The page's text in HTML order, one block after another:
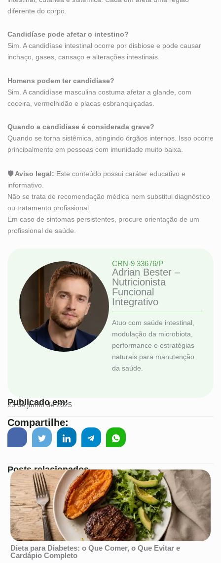
diferente do corpo.
Candidíase pode afetar o intestino?
Sim. A candidíase intestinal ocorre por disbiose e pode causar
inchaço, gases, cansaço e alterações intestinais.
Homens podem ter candidíase?
Sim. A candidíase masculina costuma afetar a glande, com
coceira, vermelhidão e placas esbranquiçadas.
Quando a candidíase é considerada grave?
Quando se torna sistêmica, atingindo órgãos internos. Isso ocorre
principalmente em pessoas com imunidade muito baixa.
🛡 Aviso legal: Este conteúdo possui caráter educativo e
informativo.
Não se trata de recomendação médica nem substitui diagnóstico
ou tratamento profissional.
Em caso de sintomas persistentes, procure orientação de um
profissional de saúde.
CRN-9 33676/P
Adrian Bester –
Nutricionista
Funcional
Integrativo
Atuo com saúde intestinal,
modulação da microbiota,
performance e estratégias
naturais para manutenção
da saúde.
Publicado em:
23 de junho de 2025
Compartilhe:
Posts relacionados
Dieta para Diabetes: o Que Comer, o Que Evitar e
Cardápio Completo